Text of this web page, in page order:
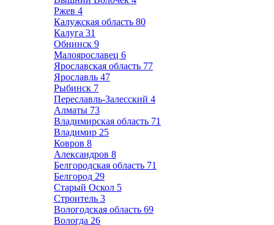
Ржев 4
Калужская область 80
Калуга 31
Обнинск 9
Малоярославец 6
Ярославская область 77
Ярославль 47
Рыбинск 7
Переславль-Залесский 4
Алматы 73
Владимирская область 71
Владимир 25
Ковров 8
Александров 8
Белгородская область 71
Белгород 29
Старый Оскол 5
Строитель 3
Вологодская область 69
Вологда 26